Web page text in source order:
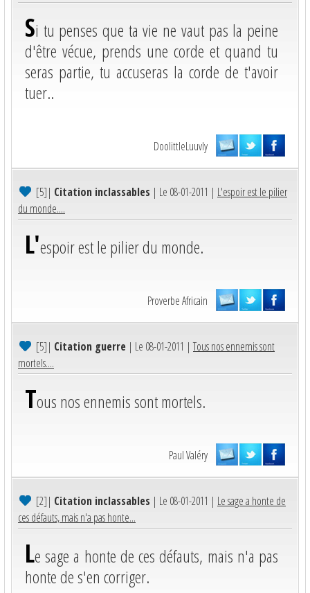
Si tu penses que ta vie ne vaut pas la peine
d'être vécue, prends une corde et quand tu
seras partie, tu accuseras la corde de t'avoir
tuer..
DoolittleLuuvly
[5]| Citation inclassables | Le 08-01-2011 | L'espoir est le pilier
du monde....
L'espoir est le pilier du monde.
Proverbe Africain
[5]| Citation guerre | Le 08-01-2011 |Tous nos ennemis sont
mortels....
Tous nos ennemis sont mortels.
Paul Valéry
[2]| Citation inclassables | Le 08-01-2011 | Le sage a honte de
ces défauts, mais n'a pas honte...
Le sage a honte de ces défauts, mais n'a pas
honte de s'en corriger.